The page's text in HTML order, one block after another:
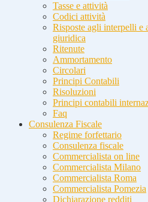
Tasse e attività
Codici attività
Risposte agli interpelli e
giuridica
Ritenute
Ammortamento
Circolari
Principi Contabili
Risoluzioni
Principi contabili
Faq
Consulenza Fiscale
Regime forfettario
Consulenza fiscale
Commercialista on line
Commercialista Milano
Commercialista Roma
Commercialista Pomezia
Dichiarazione redditi